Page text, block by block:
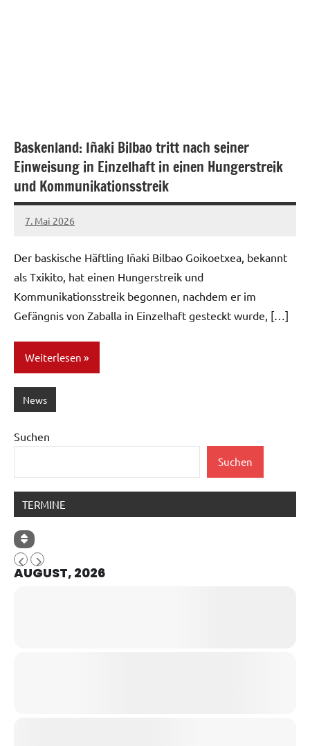
Baskenland: Iñaki Bilbao tritt nach seiner
Einweisung in Einzelhaft in einen Hungerstreik
und Kommunikationsstreik
7. Mai 2026
network
Der baskische Häftling Iñaki Bilbao Goikoetxea, bekannt
als Txikito, hat einen Hungerstreik und
Kommunikationsstreik begonnen, nachdem er im
Gefängnis von Zaballa in Einzelhaft gesteckt wurde, […]
Weiterlesen
News
Suchen
Suchen
TERMINE
AUGUST, 2026